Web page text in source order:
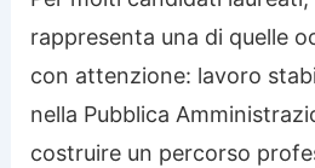
rappresenta una di quelle
con attenzione: lavoro
nella Pubblica
costruire un percorso